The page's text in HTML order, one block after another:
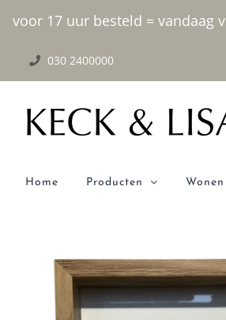
voor 17 uur besteld =
inhoud
030 2400000
Home Producten Wonen